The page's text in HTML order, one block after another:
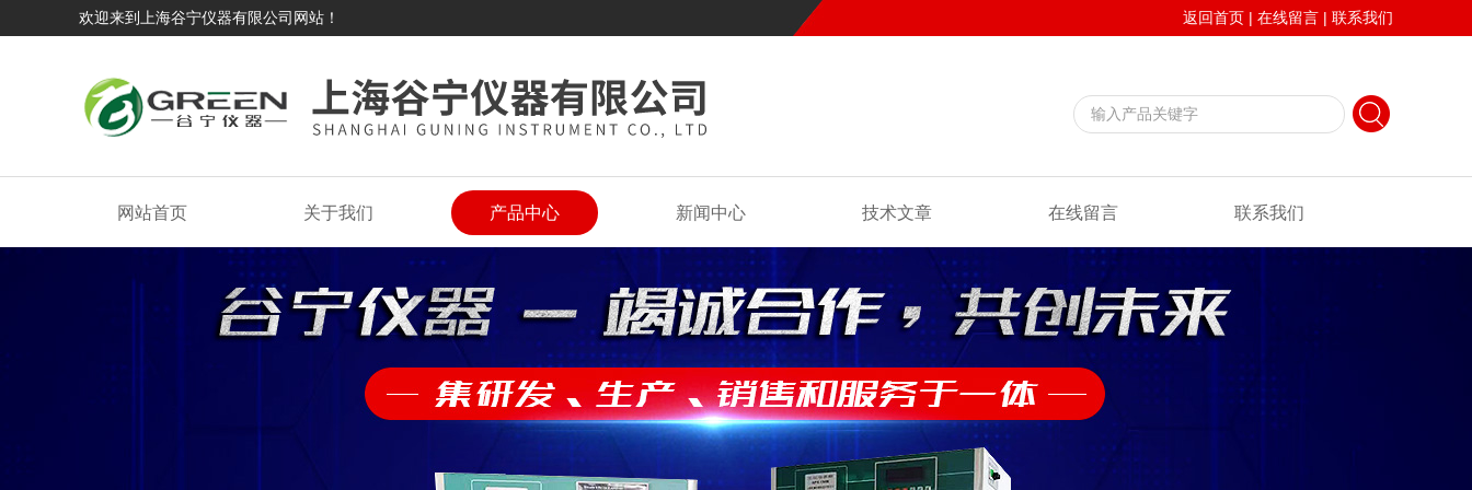
欢迎来到上海谷宁仪器有限公司网站！ 返回首页 | 在线留言 | 联系我们
网站首页 关于我们 产品中心 新闻中心 技术文章 在线留言 联系我们